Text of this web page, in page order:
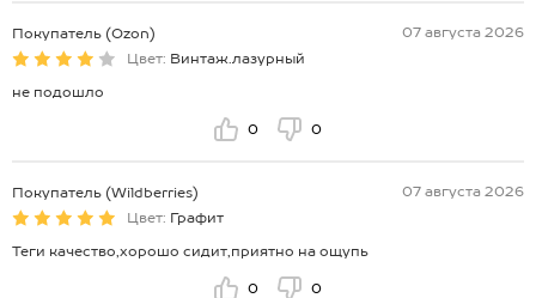
Покупатель (Ozon)
07 августа 2026
Цвет: Винтаж.лазурный
не подошло
0 0
Покупатель (Wildberries)
07 августа 2026
Цвет: Графит
Теги качество,хорошо сидит,приятно на ощупь
0 0